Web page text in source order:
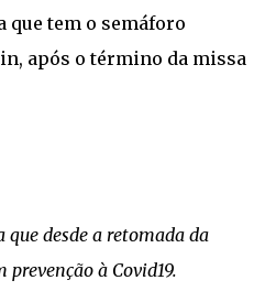
que tem o semáforo
após o término da missa
desde a retomada da
à Covid19.